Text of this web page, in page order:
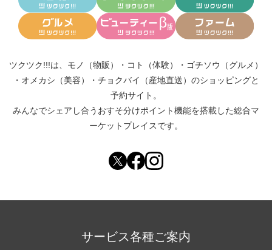
ツクツク!!!は、 モノ（物販） ・ コト（体験） ・ ゴチソウ（グルメ）
・ オメカシ（美容） ・ チョクバイ（産地直送） のショッピングと
予約サイト。
みんなでシェアし合う おすそ分けポイント機能を搭載した総合マ
ーケットプレイスです。
サービス各種ご案内